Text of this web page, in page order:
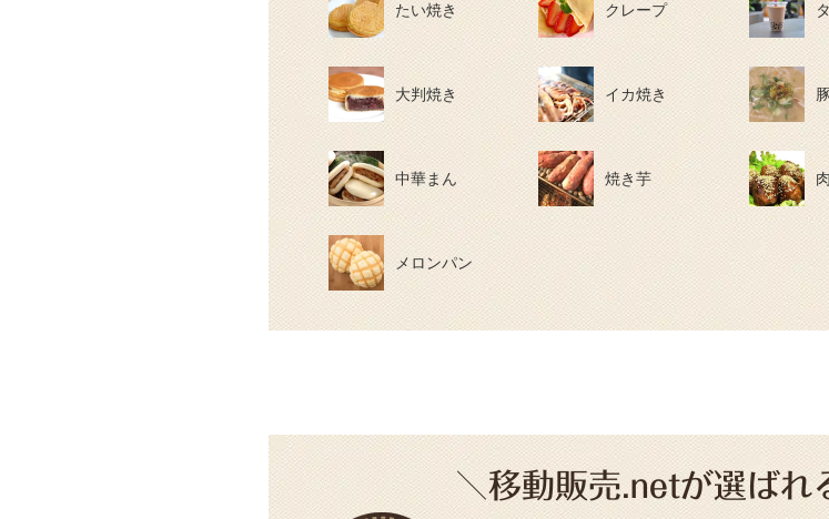
たい焼き クレープ
大判焼き イカ焼き
中華まん 焼き芋
メロンパン
＼移動販売.netが選ばれ